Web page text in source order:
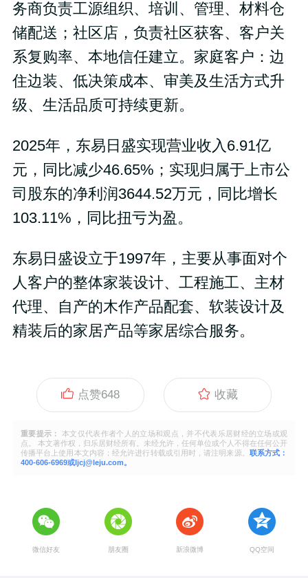
务商负责工源组织、培训、管理、材料仓
储配送；社区店，负责社区获客、客户关
系复购率、本地信任建立。家庭客户：边
住边装、低决策成本、审美及生活方式升
级、生活品质可持续更新。
2025年，东易日盛实现营业收入6.91亿
元，同比减少46.65%；实现归属于上市公
司股东的净利润3644.52万元，同比增长
103.11%，同比扭亏为盈。
东易日盛设立于1997年，主要从事面对个
人客户的整体家装设计、工程施工、主材
代理、自产的木作产品配套、软装设计及
精装后的家居产品等家居综合服务。
点赞648 收藏
重要提示：
本文仅代表作者个人的立场和观点，并不代表乐居财经的立场或观
点。 本文著作权，归乐居财经所有。未经允许，任何单位或个人不得在任何公开
传播平台上使用本文内容；经允许进行转载或引用时，请注明来源。 联系方式：
400-606-6969或ljcj@leju.com。
微信好友 朋友圈 新浪微博 QQ空间